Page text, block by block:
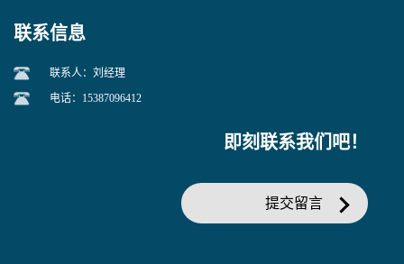
联系信息
联系人：刘经理
电话：15387096412
即刻联系我们吧！
提交留言